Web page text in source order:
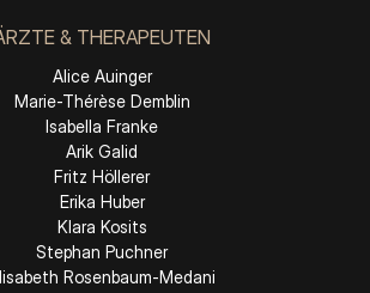
& THERAPEUTEN
Alice Auinger
Marie-Thérèse Demblin
Isabella Franke
Arik Galid
Fritz Höllerer
Erika Huber
Klara Kosits
Stephan Puchner
Rosenbaum-Medani